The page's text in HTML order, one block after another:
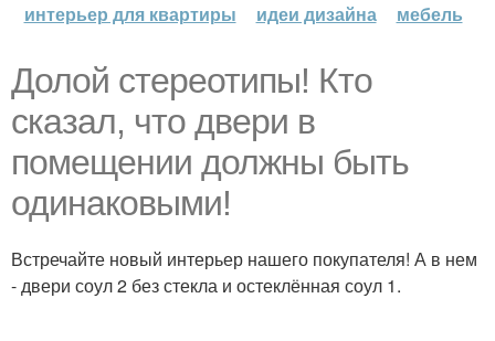
интерьер для квартиры
идеи дизайна мебель
Долой стереотипы! Кто
сказал, что двери в
помещении должны быть
одинаковыми!
Встречайте новый интерьер нашего покупателя! А в нем
- двери соул 2 без стекла и остеклённая соул 1.